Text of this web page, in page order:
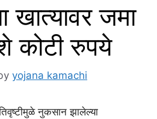
खात्यावर जमा
कोटी रुपये
yojana kamachi
नुकसान झालेल्या